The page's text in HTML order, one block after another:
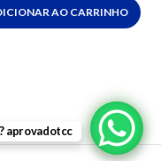
AO CARRINHO
aprovadotcc